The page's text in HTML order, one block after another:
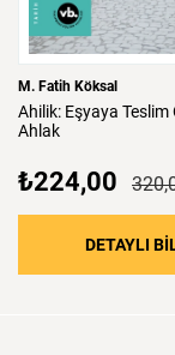
M. Fatih Köksal
Ahilik: Eşyaya Teslim
Ahlak
₺224,00
DETAYLI